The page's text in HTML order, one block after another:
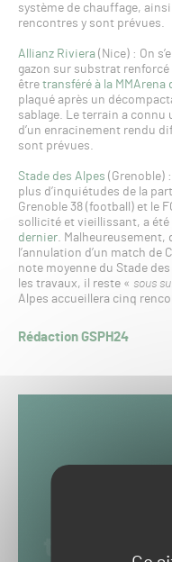
système de chauffage,
rencontres y sont prévues.
Allianz Riviera(Nice) : On
gazon sur substrat renforcé
être transféré à la MMArena
plaqué après un
sablage. Le terrain a
d’un enracinement rendu
sont prévues.
Stade des Alpes (Grenoble)
plus d’inquiétudes de la
Grenoble 38 (football) et le
sollicité et vieillissant, a été
dernier. Malheureusement,
l’annulation d’un match de
note moyenne du Stade
les travaux, il reste « sous
Alpes accueillera cinq
Rédaction GSPH24